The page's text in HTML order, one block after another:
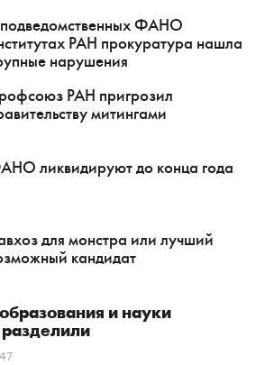
ФАНО
РАН прокуратура нашла
нарушения
РАН пригрозил
митингами
ликвидируют до конца года
для монстра или лучший
кандидат
и науки